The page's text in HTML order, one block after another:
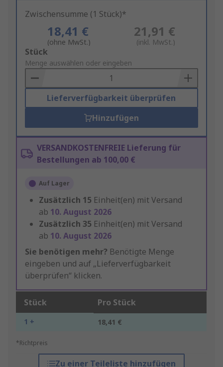
Zwischensumme (1 Stück)*
18,41 €
(ohne MwSt.)
21,91 €
(inkl. MwSt.)
Add
to
Basket
Stück
Menge auswählen oder eingeben
Lieferverfügbarkeit überprüfen
Hinzufügen
VERSANDKOSTENFREIE Lieferung für
Bestellungen ab 100,00 €
Auf Lager
Zusätzlich 15 Einheit(en) mit Versand
ab 10. August 2026
Zusätzlich 35 Einheit(en) mit Versand
ab 10. August 2026
Sie benötigen mehr? Benötigte Menge
eingeben und auf „Lieferverfügbarkeit
überprüfen“ klicken.
Stück Pro Stück
1 + 18,41 €
*Richtpreis
Zu einer Teileliste hinzufügen